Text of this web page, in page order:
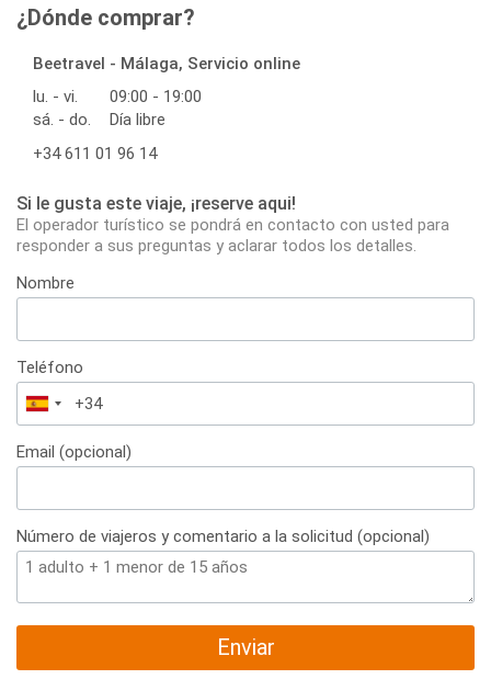
¿Dónde comprar?
Beetravel - Málaga, Servicio online
lu. - vi.
09:00 - 19:00
sá. - do.
Día libre
+34 611 01 96 14
Si le gusta este viaje, ¡reserve aqui!
El operador turístico se pondrá en contacto con usted para
responder a sus preguntas y aclarar todos los detalles.
Nombre
Teléfono
España
+34
Email (opcional)
Número de viajeros y comentario a la solicitud (opcional)
Enviar